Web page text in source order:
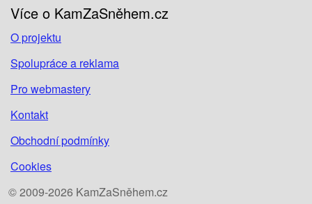
Více o KamZaSněhem.cz
O projektu
Spolupráce a reklama
Pro webmastery
Kontakt
Obchodní podmínky
Cookies
© 2009-2026 KamZaSněhem.cz